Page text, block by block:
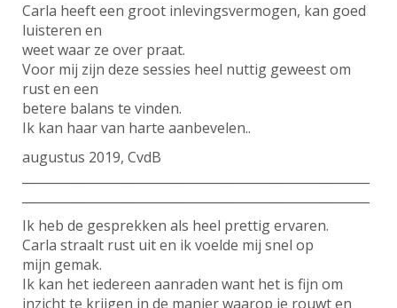
Carla heeft een groot inlevingsvermogen, kan goed
luisteren en
weet waar ze over praat.
Voor mij zijn deze sessies heel nuttig geweest om
rust en een
betere balans te vinden.
Ik kan haar van harte aanbevelen..
augustus 2019, CvdB
Ik heb de gesprekken als heel prettig ervaren.
Carla straalt rust uit en ik voelde mij snel op
mijn gemak.
Ik kan het iedereen aanraden want het is fijn om
inzicht te krijgen in de manier waarop je rouwt en